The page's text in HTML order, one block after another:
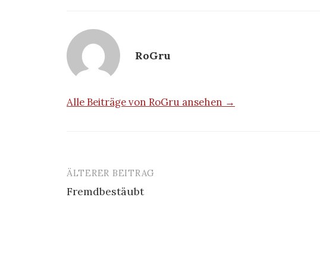
RoGru
Alle Beiträge von RoGru ansehen →
Beitrags-
Navigation
ÄLTERER BEITRAG
Fremdbestäubt